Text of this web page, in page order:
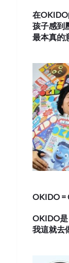
在OKIDO
孩子感到
最本真的
OKIDO =
OKIDO
我這就去